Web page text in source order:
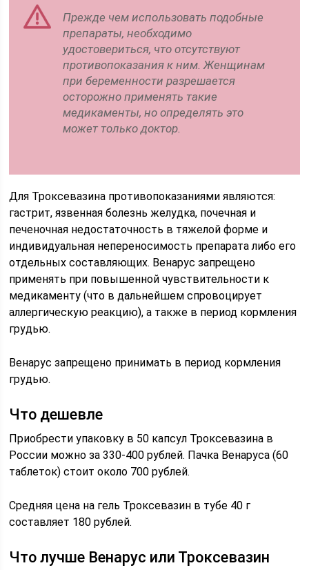
Прежде чем использовать подобные
препараты, необходимо
удостовериться, что отсутствуют
противопоказания к ним. Женщинам
при беременности разрешается
осторожно применять такие
медикаменты, но определять это
может только доктор.
Для Троксевазина противопоказаниями являются:
гастрит, язвенная болезнь желудка, почечная и
печеночная недостаточность в тяжелой форме и
индивидуальная непереносимость препарата либо его
отдельных составляющих. Венарус запрещено
применять при повышенной чувствительности к
медикаменту (что в дальнейшем спровоцирует
аллергическую реакцию), а также в период кормления
грудью.
Венарус запрещено принимать в период кормления
грудью.
Что дешевле
Приобрести упаковку в 50 капсул Троксевазина в
России можно за 330-400 рублей. Пачка Венаруса (60
таблеток) стоит около 700 рублей.
Средняя цена на гель Троксевазин в тубе 40 г
составляет 180 рублей.
Что лучше Венарус или Троксевазин